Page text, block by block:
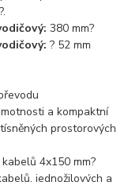
380 mm?
? 52 mm
a kompaktní
prostorových
4x150 mm?
jednožilových a